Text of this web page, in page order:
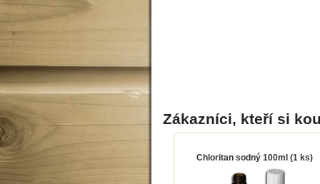
Zákazníci, kteří si
Chloritan sodný 100ml (1 ks)